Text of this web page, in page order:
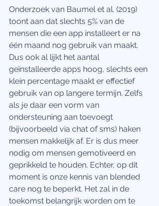
Onderzoek van Baumel et al. (2019)
toont aan dat slechts 5% van de
mensen die een app installeert er na
één maand nog gebruik van maakt.
Dus ook al lijkt het aantal
geïnstalleerde apps hoog, slechts een
klein percentage maakt er effectief
gebruik van op langere termijn. Zelfs
als je daar een vorm van
ondersteuning aan toevoegt
(bijvoorbeeld via chat of sms) haken
mensen makkelijk af. Er is dus meer
nodig om mensen gemotiveerd en
geprikkeld te houden. Echter, op dit
moment is onze kennis van blended
care nog te beperkt. Het zal in de
toekomst belangrijk worden om te